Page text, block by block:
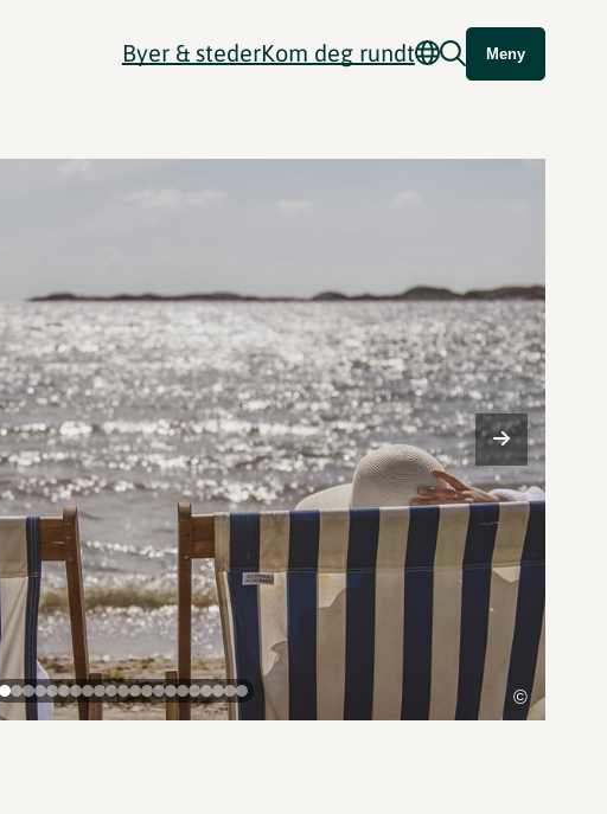
Byer & stederKom deg rundt Meny
©